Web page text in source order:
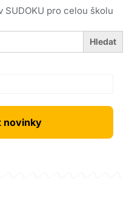
SUDOKU pro celou školu